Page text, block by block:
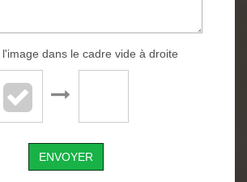
l'image dans le cadre vide à droite
ENVOYER